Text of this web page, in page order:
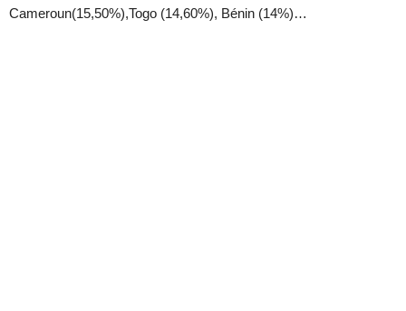
Cameroun(15,50%),Togo (14,60%), Bénin (14%)…